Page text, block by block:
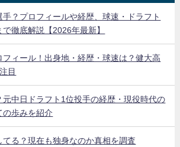
？プロフィールや経歴、球速・ドラフト
徹底解説【2026年最新】
フィール！出身地・経歴・球速は？健大高
目
元中日ドラフト1位投手の経歴・現役時代の
の歩みを紹介
てる？現在も独身なのか真相を調査